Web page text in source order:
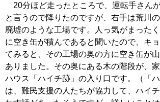
20分ほど走ったところで、運転手さんが
と言うので降りたのですが、右手は荒川
廃墟のような工場です。人っ気がまった
に空き缶が積んであると聞いたので、キ
てみると、その工場の奥の方に空き缶が
ありました。その奥にある木の階段が、
ハウス「ハイチ跡」の入り口です。（「
は、難民支援の人たちが協力して、ハイ